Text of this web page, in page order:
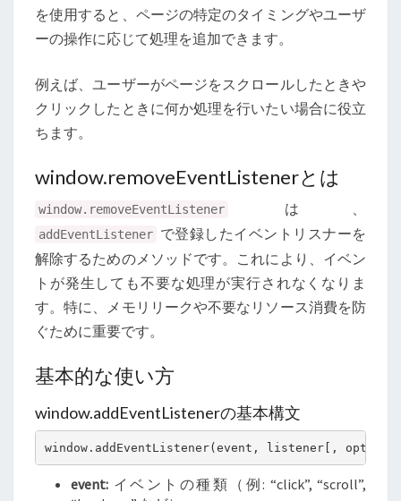
を使用すると、ページの特定のタイミングやユーザ
ーの操作に応じて処理を追加できます。
例えば、ユーザーがページをスクロールしたときや
クリックしたときに何か処理を行いたい場合に役立
ちます。
window.removeEventListenerとは
window.removeEventListener は、
addEventListener で登録したイベントリスナーを
解除するためのメソッドです。これにより、イベン
トが発生しても不要な処理が実行されなくなりま
す。特に、メモリリークや不要なリソース消費を防
ぐために重要です。
基本的な使い方
window.addEventListenerの基本構文
event: イベントの種類（例: “click”, “scroll”,